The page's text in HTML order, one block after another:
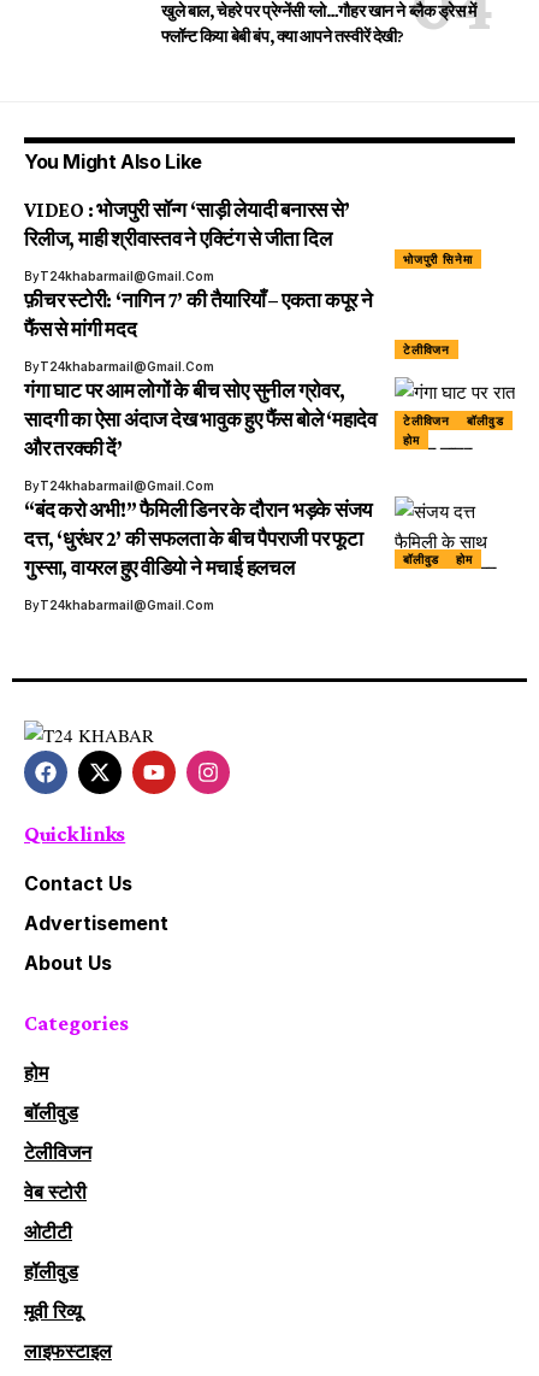
खुले बाल, चेहरे पर प्रेग्नेंसी ग्लो…गौहर खान ने ब्लैक ड्रेस में
फ्लॉन्ट किया बेबी बंप, क्या आपने तस्वीरें देखी?
You Might Also Like
भोजपुरी सिनेमा
VIDEO : भोजपुरी सॉन्ग ‘साड़ी लेयादी बनारस से’
रिलीज, माही श्रीवास्तव ने एक्टिंग से जीता दिल
ByT24khabarmail@gmail.com
टेलीविजन
फ़ीचर स्टोरी: ‘नागिन 7’ की तैयारियाँ – एकता कपूर ने
फैंस से मांगी मदद
ByT24khabarmail@gmail.com
टेलीविजन
बॉलीवुड
होम
गंगा घाट पर आम लोगों के बीच सोए सुनील ग्रोवर,
सादगी का ऐसा अंदाज देख भावुक हुए फैंस बोले ‘महादेव
और तरक्की दें’
ByT24khabarmail@gmail.com
बॉलीवुड होम
“बंद करो अभी!” फैमिली डिनर के दौरान भड़के संजय
दत्त, ‘धुरंधर 2’ की सफलता के बीच पैपराजी पर फूटा
गुस्सा, वायरल हुए वीडियो ने मचाई हलचल
ByT24khabarmail@gmail.com
Quick links
Contact Us
Advertisement
About Us
Categories
होम
बॉलीवुड
टेलीविजन
वेब स्टोरी
ओटीटी
हॉलीवुड
मूवी रिव्यू
लाइफस्टाइल